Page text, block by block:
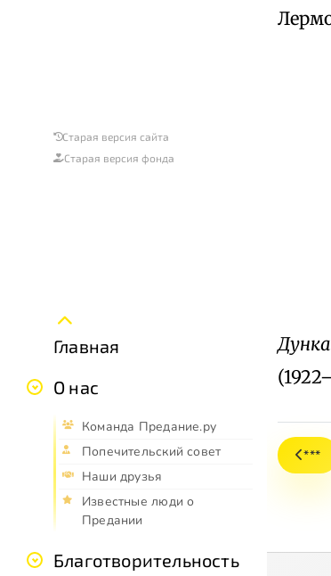
Старая версия сайта
Старая версия фонда
Главная
О нас
Команда Предание.ру
Попечительский совет
Наши друзья
Известные люди о
Предании
Благотворительность
***